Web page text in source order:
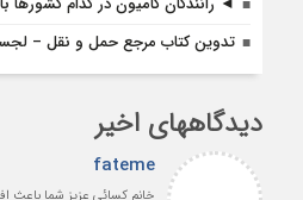
تدوین کتاب مرجع حمل و نقل –
دیدگاههای اخیر
fateme